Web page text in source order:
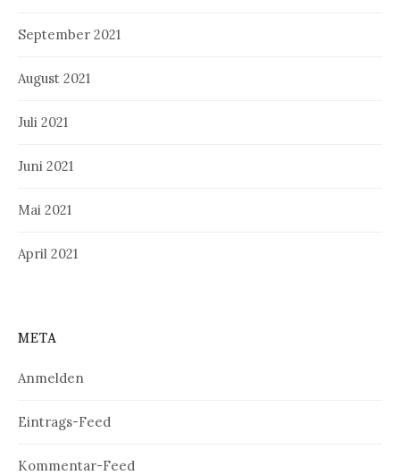
September 2021
August 2021
Juli 2021
Juni 2021
Mai 2021
April 2021
META
Anmelden
Eintrags-Feed
Kommentar-Feed